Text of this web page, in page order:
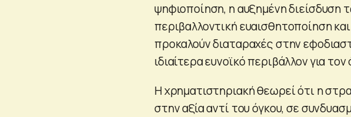
ψηφιοποίηση, η αυξημένη διείσδυση
περιβαλλοντική ευαισθητοποίηση
προκαλούν διαταραχές στην
ιδιαίτερα ευνοϊκό περιβάλλον για τον
Η χρηματιστηριακή θεωρεί ότι η
στην αξία αντί του όγκου, σε